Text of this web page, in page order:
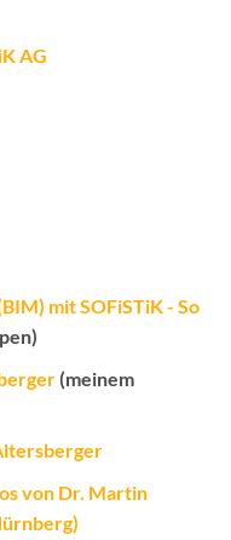
AG
mit SOFiSTiK - So
(meinem
von Dr. Martin